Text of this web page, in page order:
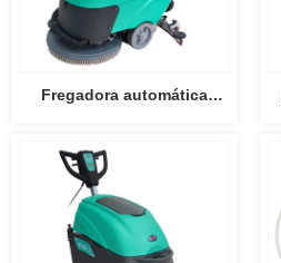
Fregadora automática